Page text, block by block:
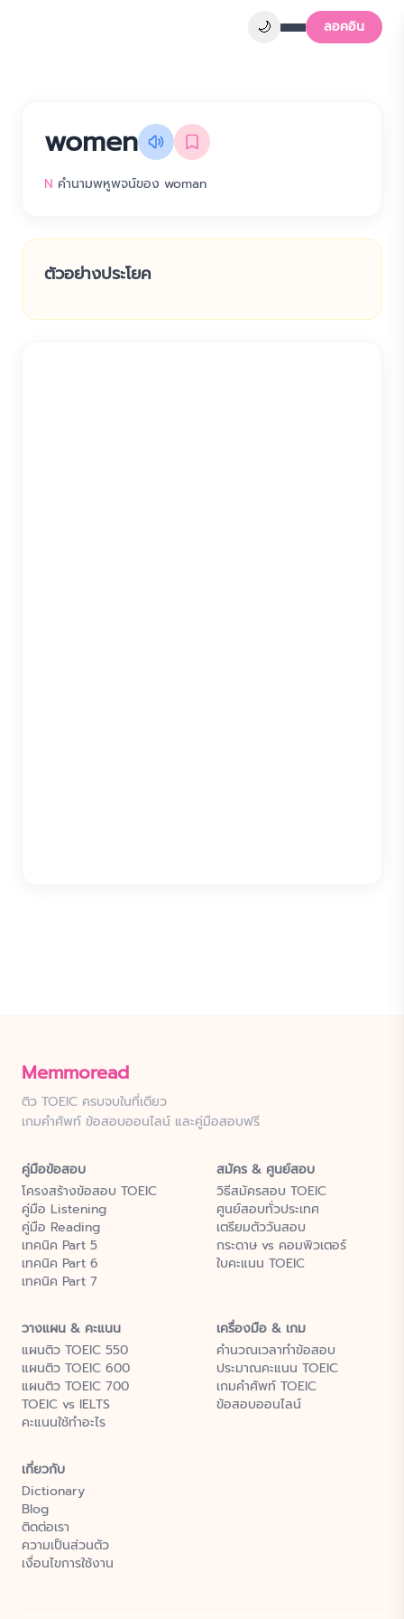
🌙 ลอคอิน
women
N คำนามพหูพจน์ของ woman
ตัวอย่างประโยค
Memmoread
ติว TOEIC ครบจบในที่เดียว
เกมคำศัพท์ ข้อสอบออนไลน์ และคู่มือสอบฟรี
คู่มือข้อสอบ
โครงสร้างข้อสอบ TOEIC
คู่มือ Listening
คู่มือ Reading
เทคนิค Part 5
เทคนิค Part 6
เทคนิค Part 7
สมัคร & ศูนย์สอบ
วิธีสมัครสอบ TOEIC
ศูนย์สอบทั่วประเทศ
เตรียมตัววันสอบ
กระดาษ vs คอมพิวเตอร์
ใบคะแนน TOEIC
วางแผน & คะแนน
แผนติว TOEIC 550
แผนติว TOEIC 600
แผนติว TOEIC 700
TOEIC vs IELTS
คะแนนใช้ทำอะไร
เครื่องมือ & เกม
คำนวณเวลาทำข้อสอบ
ประมาณคะแนน TOEIC
เกมคำศัพท์ TOEIC
ข้อสอบออนไลน์
เกี่ยวกับ
Dictionary
Blog
ติดต่อเรา
ความเป็นส่วนตัว
เงื่อนไขการใช้งาน